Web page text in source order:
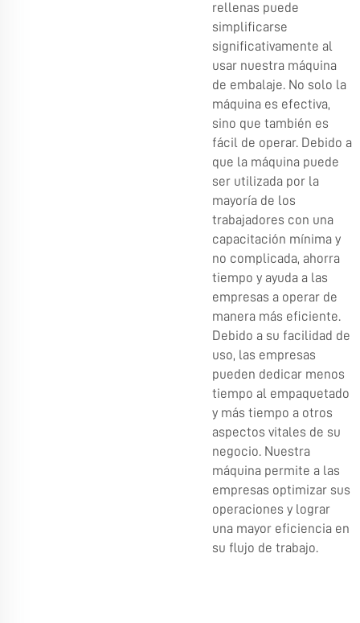
rellenas puede
simplificarse
significativamente al
usar nuestra máquina
de embalaje. No solo la
máquina es efectiva,
sino que también es
fácil de operar. Debido a
que la máquina puede
ser utilizada por la
mayoría de los
trabajadores con una
capacitación mínima y
no complicada, ahorra
tiempo y ayuda a las
empresas a operar de
manera más eficiente.
Debido a su facilidad de
uso, las empresas
pueden dedicar menos
tiempo al empaquetado
y más tiempo a otros
aspectos vitales de su
negocio. Nuestra
máquina permite a las
empresas optimizar sus
operaciones y lograr
una mayor eficiencia en
su flujo de trabajo.